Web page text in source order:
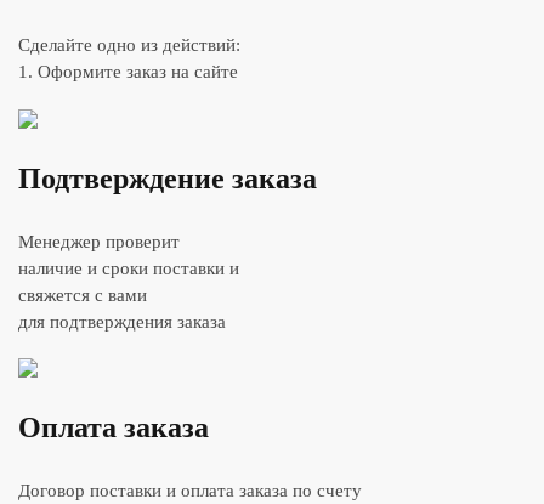
Сделайте одно из действий:
1. Оформите заказ на сайте
Подтверждение заказа
Менеджер проверит
наличие и сроки поставки и
свяжется с вами
для подтверждения заказа
Оплата заказа
Договор поставки и оплата заказа по счету